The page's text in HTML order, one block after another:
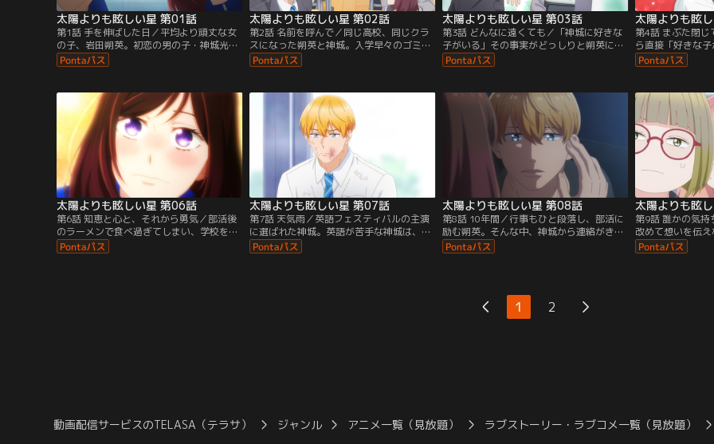
太陽よりも眩しい星 第01話
第1話 手を伸ばした日／平均より頑丈な女
の子、岩田朔英。初恋の男の子・神城光輝
は細くてか弱かったけれど、中学3年生と
なった今、誰が見てもかっこいい男の子に
り、朔英の恋は眺めるだけに。しかし、中
学最後の体育祭で一緒になり、初恋はつい
に動き出して--？
太陽よりも眩しい星 第02話
第2話 名前を呼んで／同じ高校、同じクラ
スになった朔英と神城。入学早々のゴミ拾
いで同じ班になるが、神城がクラスメイト
と喧嘩！？間に入ろうとした朔英を、思わ
の淡い記憶が溢れ出す。そんな中、翡翠も
神城を気になっている様子で…？
太陽よりも眩しい星 第03話
第3話 どんなに遠くても／「神城に好きな
子がいる」その事実がどっしりと朔英にの
しかかる。そんな中はじまった研修旅行で
も、気が付けば神城ばかり目で追ってしま
援しようと頑張るも、どうにも神城の前で
は残念な姿ばかり見られてしまって.......。
太陽よりも眩
第4話 まぶた閉
ら直接「好きな
らにその相手が
いな人」だと聞
ようと決意する
る神城に、朔英
て......。
太陽よりも眩しい星 第06話
第6話 知恵と心と、それから勇気／部活後
のラーメンで食べ過ぎてしまい、学校を休
むことになった朔英。翌日、部活の朝練で
ケガをして休む神城。2人はお互いに休ん
太陽よりも眩しい星 第07話
第7話 天気雨／英語フェスティバルの主演
に選ばれた神城。英語が苦手な神城は、朔
英に練習を手伝ってもらうことに。練習の
流れで、2人は夏休みに映画に行くと約束
太陽よりも眩しい星 第08話
第8話 10年間／行事もひと段落し、部活に
励む朔英。そんな中、神城から連絡がき
て、映画デートの日程が決定！その日を楽
しみにしていた朔英だったが、ひょんなこ
昴かもしれないと不安を募らせる。
太陽よりも眩
第9話 誰かの気
改めて想いを伝
感じた朔英。翡
だと聞き、後夜
1 2
動画配信サービスのTELASA（テラサ） ジャンル アニメ一覧（見放題） ラブストーリー・ラブコメ一覧（見放題）